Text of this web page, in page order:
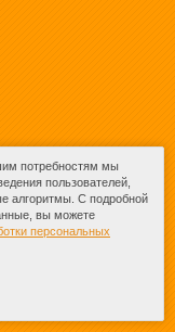
потребностям мы
пользователей,
алгоритмы. С подробной
вы можете
персональных